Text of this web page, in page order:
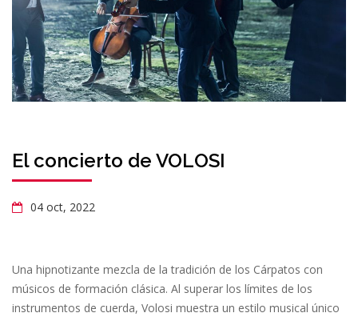
El concierto de VOLOSI
04 oct, 2022
Una hipnotizante mezcla de la tradición de los Cárpatos con
músicos de formación clásica. Al superar los límites de los
instrumentos de cuerda, Volosi muestra un estilo musical único